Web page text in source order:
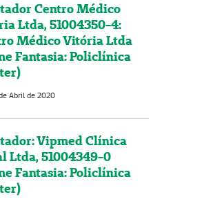
Centro Médico
Ltda, 51004350-4:
Médico Vitória Ltda
Fantasia: Policlínica
Abril de 2020
Vipmed Clínica
Ltda, 51004349-0
Fantasia: Policlínica